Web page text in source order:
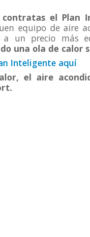
contratas el Plan
equipo de aire
a un precio más
una ola de calor
Inteligente aquí
el aire